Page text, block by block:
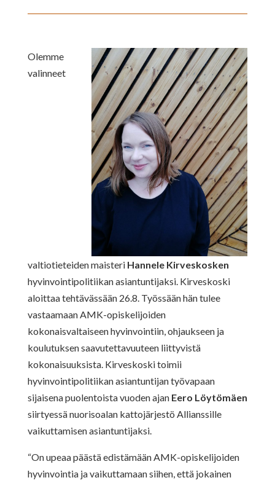
Olemme
valinneet
valtiotieteiden maisteri Hannele Kirveskosken
hyvinvointipolitiikan asiantuntijaksi. Kirveskoski
aloittaa tehtävässään 26.8. Työssään hän tulee
vastaamaan AMK-opiskelijoiden
kokonaisvaltaiseen hyvinvointiin, ohjaukseen ja
koulutuksen saavutettavuuteen liittyvistä
kokonaisuuksista. Kirveskoski toimii
hyvinvointipolitiikan asiantuntijan työvapaan
sijaisena puolentoista vuoden ajan Eero Löytömäen
siirtyessä nuorisoalan kattojärjestö Allianssille
vaikuttamisen asiantuntijaksi.
“On upeaa päästä edistämään AMK-opiskelijoiden
hyvinvointia ja vaikuttamaan siihen, että jokainen